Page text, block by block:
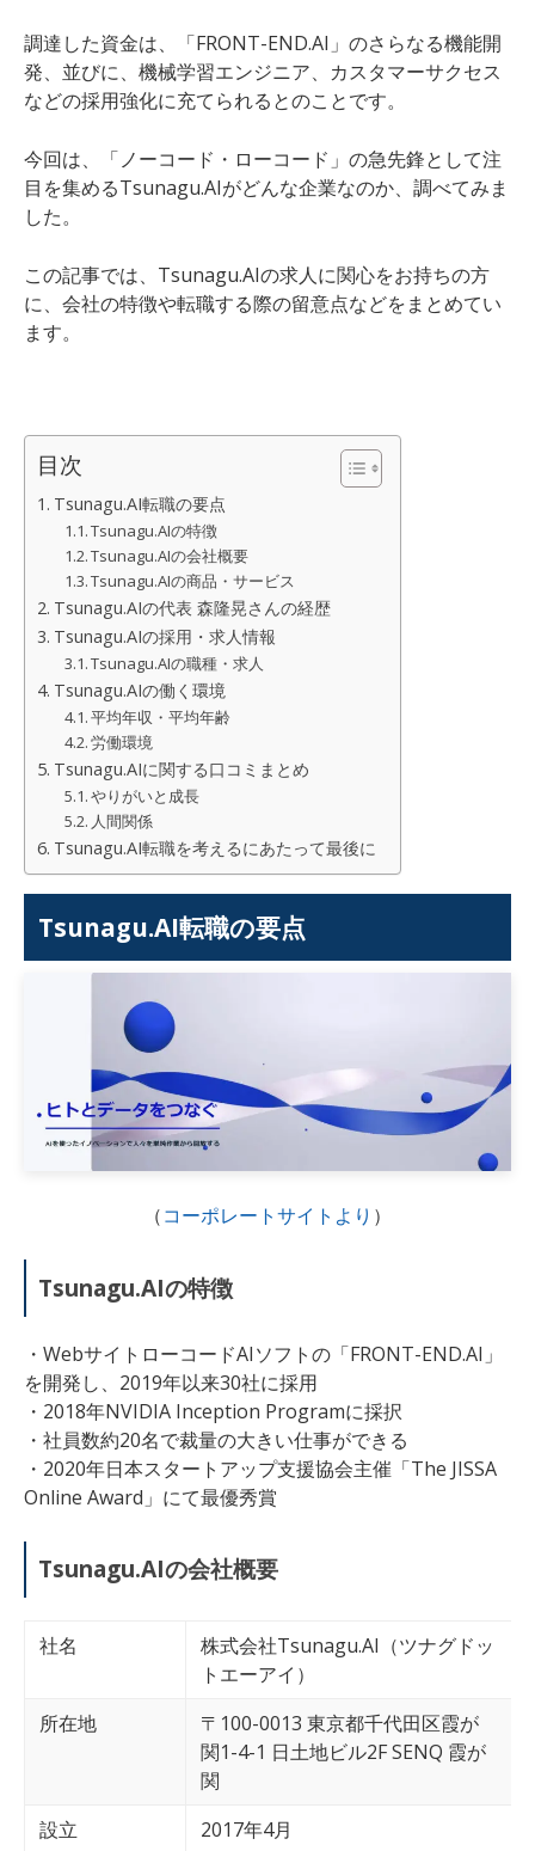
調達した資金は、「FRONT-END.AI」のさらなる機能開
発、並びに、機械学習エンジニア、カスタマーサクセス
などの採用強化に充てられるとのことです。
今回は、「ノーコード・ローコード」の急先鋒として注
目を集めるTsunagu.AIがどんな企業なのか、調べてみま
した。
この記事では、Tsunagu.AIの求人に関心をお持ちの方
に、会社の特徴や転職する際の留意点などをまとめてい
ます。
目次
Tsunagu.AI転職の要点
Tsunagu.AIの特徴
Tsunagu.AIの会社概要
Tsunagu.AIの商品・サービス
Tsunagu.AIの代表 森隆晃さんの経歴
Tsunagu.AIの採用・求人情報
Tsunagu.AIの職種・求人
Tsunagu.AIの働く環境
平均年収・平均年齢
労働環境
Tsunagu.AIに関する口コミまとめ
やりがいと成長
人間関係
Tsunagu.AI転職を考えるにあたって最後に
Tsunagu.AI転職の要点
（コーポレートサイトより ）
Tsunagu.AIの特徴
・WebサイトローコードAIソフトの「FRONT-END.AI」
を開発し、2019年以来30社に採用
・2018年NVIDIA Inception Programに採択
・社員数約20名で裁量の大きい仕事ができる
・2020年日本スタートアップ支援協会主催「The JISSA
Online Award」にて最優秀賞
Tsunagu.AIの会社概要
社名
株式会社Tsunagu.AI（ツナグドッ
トエーアイ）
所在地
〒100-0013 東京都千代田区霞が
関1-4-1 日土地ビル2F SENQ 霞が
関
設立
2017年4月